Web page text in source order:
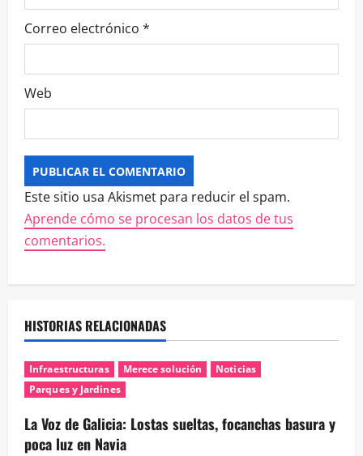
Correo electrónico *
Web
Este sitio usa Akismet para reducir el spam.
Aprende cómo se procesan los datos de tus
comentarios.
HISTORIAS RELACIONADAS
Infraestructuras Merece solución
Noticias
Parques y Jardines
La Voz de Galicia: Lostas sueltas, focanchas basura y
poca luz en Navia